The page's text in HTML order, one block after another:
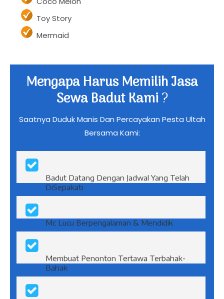
Mickey
Coco Melon
Mengapa Harus Memilih Jasa
Sewa Badut Kami
DiSepakati
Mc Lucu Berpengalaman & Mendidik